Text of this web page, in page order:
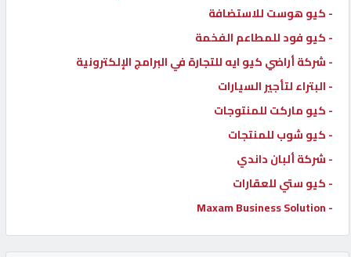
QHOST
- كيو هوست للاستضافة
- كيو فود للمطاعم الفخمة
- شركة أراضي كيو ايه للتجارة في البرامج الإلكترونية
- البتراء لتأجير السيارات
- كيو ماركت للمنتوجات
- كيو شوب للمنتجات
- شركة ألبان داندي
- كيو ستي للعقارات
- Maxam Business Solution